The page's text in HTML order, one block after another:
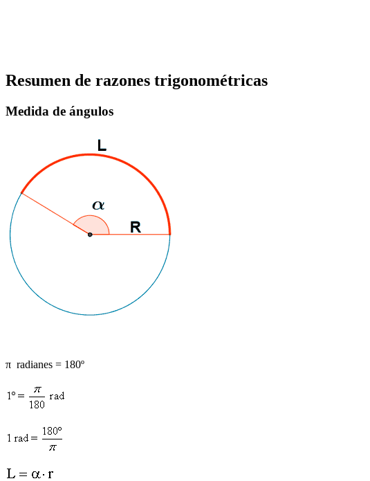
Resumen de razones trigonométricas
Medida de ángulos
π radianes = 180º